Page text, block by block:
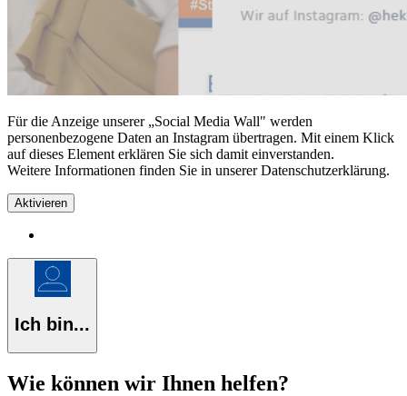
Für die Anzeige unserer „Social Media Wall" werden
personenbezogene Daten an Instagram übertragen. Mit einem Klick
auf dieses Element erklären Sie sich damit einverstanden.
Weitere Informationen finden Sie in unserer Datenschutzerklärung.
Aktivieren
Ich bin...
Wie können wir Ihnen helfen?